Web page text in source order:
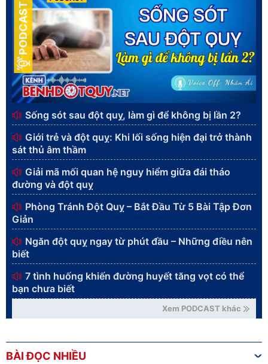
PODCAST
Sống sót sau đột quỵ, làm gì để không bị lần 2?
Giới trẻ và đột quỵ: Khi lối sống hiện đại trở thành
sát thủ âm thầm
Giải mã mối quan hệ nguy hiểm giữa đái tháo
đường và đột quỵ
Phòng Tránh Đột Quỵ – Bắt Đầu Từ 5 Bài Tập Đơn
Giản
Ngăn đột quỵ ngay từ phút đầu – Những điều nên
biết
7 tình huống khiến đường huyết tăng vọt có thể
bạn chưa biết
Xem PODCAST khác
BÀI ĐỌC NHIỀU